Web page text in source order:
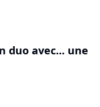
duo avec... une